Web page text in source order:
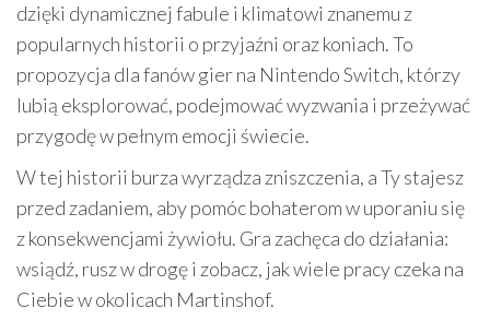
dzięki dynamicznej fabule i klimatowi znanemu z
popularnych historii o przyjaźni oraz koniach. To
propozycja dla fanów gier na Nintendo Switch, którzy
lubią eksplorować, podejmować wyzwania i przeżywać
przygodę w pełnym emocji świecie.
W tej historii burza wyrządza zniszczenia, a Ty stajesz
przed zadaniem, aby pomóc bohaterom w uporaniu się
z konsekwencjami żywiołu. Gra zachęca do działania:
wsiądź, rusz w drogę i zobacz, jak wiele pracy czeka na
Ciebie w okolicach Martinshof.